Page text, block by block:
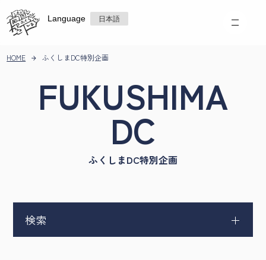
Language 日本語
HOME ふくしまDC特別企画
FUKUSHIMA
DC
ふくしまDC特別企画
検索